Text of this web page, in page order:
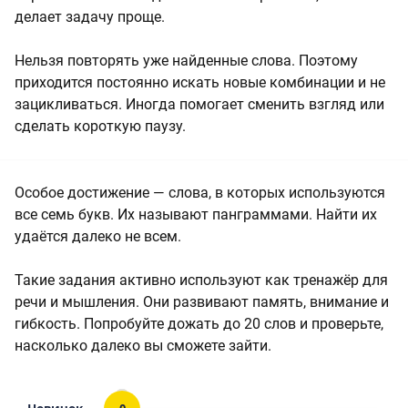
делает задачу проще.
Нельзя повторять уже найденные слова. Поэтому
приходится постоянно искать новые комбинации и не
зацикливаться. Иногда помогает сменить взгляд или
сделать короткую паузу.
Особое достижение — слова, в которых используются
все семь букв. Их называют панграммами. Найти их
удаётся далеко не всем.
Такие задания активно используют как тренажёр для
речи и мышления. Они развивают память, внимание и
гибкость. Попробуйте дожать до 20 слов и проверьте,
насколько далеко вы сможете зайти.